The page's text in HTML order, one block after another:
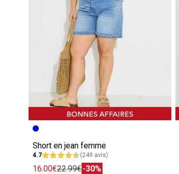
Short en jean femme
4.7 (249 avis)
16.00€22.99€-30%